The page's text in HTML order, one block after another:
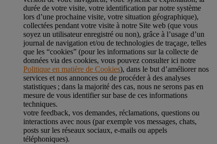
durée de votre visite, votre identification par notre système
lors d’une prochaine visite, votre situation géographique),
collectées pendant votre visite à notre Site web (que vous
soyez un utilisateur enregistré ou non), grâce à l’usage d’un
journal de navigation et/ou de technologies de traçage, telles
que les “cookies” (pour les informations sur la collecte de
données via des cookies, vous pouvez consulter ici notre
Politique en matière de Cookies), dans le but d’améliorer nos
services et nos annonces ou de procéder à des analyses
statistiques ; dans la majorité des cas, nous ne serons pas en
mesure de vous identifier sur base de ces informations
techniques.
votre feedback, vos demandes, réclamations, questions ou
interactions avec nous (par exemple vos messages, chats,
posts sur les réseaux sociaux, e-mails ou appels
téléphoniques).